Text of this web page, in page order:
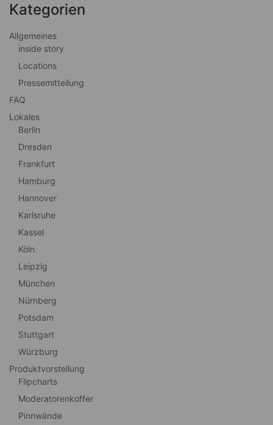
Kategorien
Allgemeines
inside story
Locations
Pressemitteilung
FAQ
Lokales
Berlin
Dresden
Frankfurt
Hamburg
Hannover
Karlsruhe
Kassel
Köln
Leipzig
München
Nürnberg
Potsdam
Stuttgart
Würzburg
Produktvorstellung
Flipcharts
Moderatorenkoffer
Pinnwände